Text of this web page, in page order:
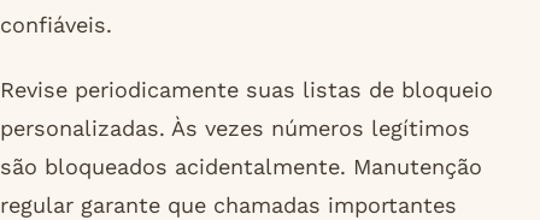
confiáveis.
Revise periodicamente suas listas de bloqueio
personalizadas. Às vezes números legítimos
são bloqueados acidentalmente. Manutenção
regular garante que chamadas importantes